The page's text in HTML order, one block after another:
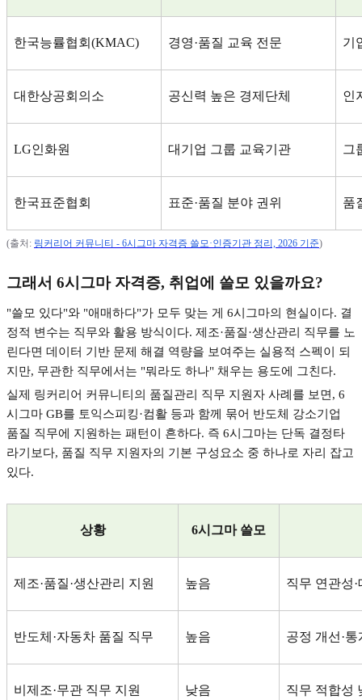
한국능률협회 (KMAC) 경영·품질 교육 전문 기
대한상공회의소 공신력 높은 경제단체 인
LG인화원 대기업 그룹 교육기관 그
한국표준협회 표준·품질 분야 권위 품
(출처 : 링커리어 커뮤니티 - 6시그마 자격증 쓸모·인증기관 정리, 2026 기준)
그래서 6시그마 자격증, 취업에 쓸모 있을까요?
"쓸모 있다"와 "애매하다"가 모두 맞는 게 6시그마의 현실이다. 결
정적 변수는 직무와 활용 방식이다. 제조·품질·생산관리 직무를 노
린다면 데이터 기반 문제 해결 역량을 보여주는 실용적 스펙이 되
지만, 무관한 직무에서는 "뭐라도 하나" 채우는 용도에 그친다.
실제 링커리어 커뮤니티의 품질관리 직무 지원자 사례를 보면 , 6
시그마 GB를 토익스피킹·컴활 등과 함께 묶어 반도체 강소기업
품질 직무에 지원하는 패턴이 흔하다. 즉 6시그마는 단독 결정타
라기보다, 품질 직무 지원자의 기본 구성요소 중 하나로 자리 잡고
있다.
상황 6시그마 쓸모
제조·품질·생산관리 지원 높음 직무 연관성·
반도체 ·자동차 품질 직무 높음 공정 개선 ·통
비제조·무관 직무 지원 낮음 직무 적합성